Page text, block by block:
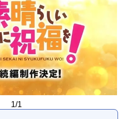
声優記事一覧
実写化映画一覧
夏アニメ
1/1